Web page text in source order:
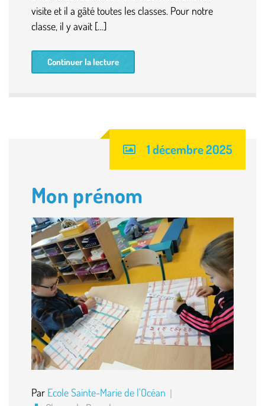
visite et il a gâté toutes les classes. Pour notre
classe, il y avait […]
Continuer la lecture
1 décembre 2025
Mon prénom
Par Ecole Sainte-Marie de l'Océan